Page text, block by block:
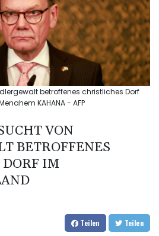
betroffenes christliches Dorf
KAHANA - AFP
VON
BETROFFENES
IM
Teilen Teilen